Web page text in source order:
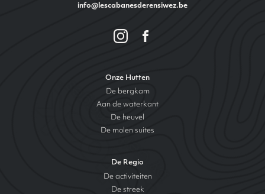
info@lescabanesderensiwez.be
Onze Hutten
De bergkam
Aan de waterkant
De heuvel
De molen suites
De Regio
De activiteiten
De streek